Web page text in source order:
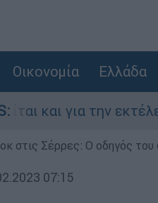
Οικονομία Ελλάδα
την εκτέλεση
στις Σέρρες: Ο οδηγός
07:15